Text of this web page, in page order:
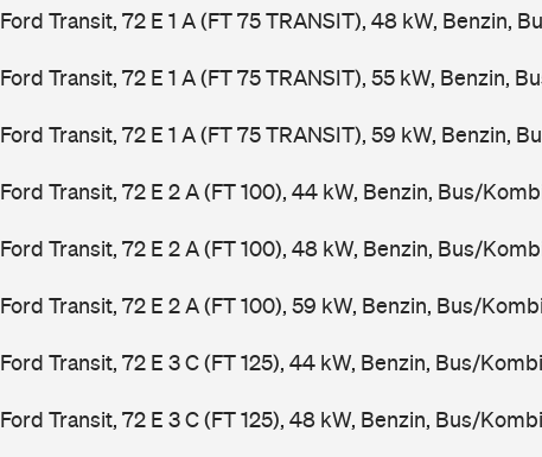
Ford Transit, 72 E 1 A (FT 75 TRANSIT), 48 kW, Benzin,
Ford Transit, 72 E 1 A (FT 75 TRANSIT), 55 kW, Benzin,
Ford Transit, 72 E 1 A (FT 75 TRANSIT), 59 kW, Benzin,
Ford Transit, 72 E 2 A (FT 100), 44 kW, Benzin, Bus/
Ford Transit, 72 E 2 A (FT 100), 48 kW, Benzin, Bus/
Ford Transit, 72 E 2 A (FT 100), 59 kW, Benzin, Bus/
Ford Transit, 72 E 3 C (FT 125), 44 kW, Benzin, Bus/
Ford Transit, 72 E 3 C (FT 125), 48 kW, Benzin, Bus/